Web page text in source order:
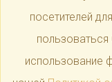
посетителей
использование